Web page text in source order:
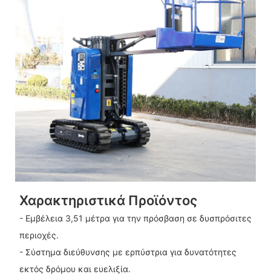
Χαρακτηριστικά Προϊόντος
- Εμβέλεια 3,51 μέτρα για την πρόσβαση σε δυσπρόσιτες
περιοχές.
- Σύστημα διεύθυνσης με ερπύστρια για δυνατότητες
εκτός δρόμου και ευελιξία.